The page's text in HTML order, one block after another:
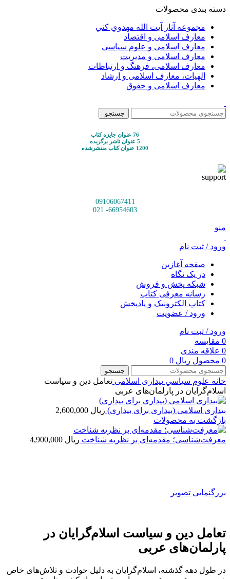
دسته بندی محصولات
مجموعه آثار آيت الله مهدوي كني
معارف اسلامی و اقتصاد
معارف اسلامی و علوم سیاسی
معارف اسلامی و مدیریت
معارف اسلامی، فرهنگ و ارتباطات
الهیات، معارف اسلامی و ارشاد
معارف اسلامی و حقوق
جستجو
76 عنوان جایزه کتاب
5 عنوان ناشر برگزیده
1200 عنوان کتاب منتشرشده
09106067411
66954603- 021
منو
ورود / ثبت نام
صفحه آغازین
در یک نگاه
شبکه پخش و فروش
رسانه معرفی کتاب
کتاب الکترونیک و پادپخش
ورود / عضویت
ورود / ثبت نام
0 مقایسه
0 علاقه مندی
0 محصول ریال
جستجو
خانه علوم سياسي بیداری اسلامی تعامل دین و سیاست
اسلام‌گرایان در پارلمان‌های عربی
بیداری اسلامی (بیداری برای بیداری) ریال
بازگشت به محصولات
معرفت‌شناسی؛ مقدمه‌ای بر نظریه شناخت ریال
بزرگنمایی تصویر
تعامل دین و سیاست اسلام‌گرایان در
پارلمان‌های عربی
در طول دهه گذشته، اسلام‌گرایان به دلیل حوادث و تلاش‌های خاص